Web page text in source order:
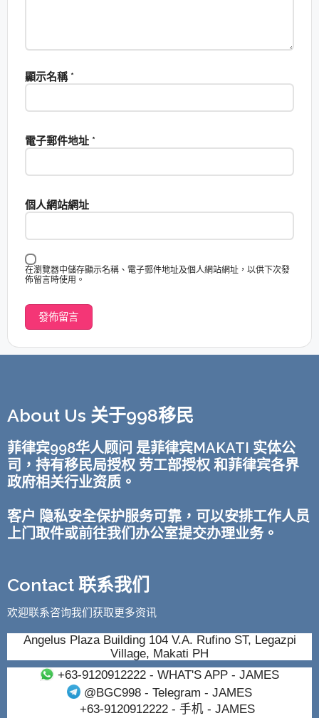
顯示名稱 *
電子郵件地址 *
個人網站網址
在瀏覽器中儲存顯示名稱、電子郵件地址及個人網站網址，以供下次發
佈留言時使用。
About Us 关于998移民
菲律宾998华人顾问 是菲律宾MAKATI 实体公
司，持有移民局授权 劳工部授权 和菲律宾各界
政府相关行业资质。
客户 隐私安全保护服务可靠，可以安排工作人员
上门取件或前往我们办公室提交办理业务。
Contact 联系我们
欢迎联系咨询我们获取更多资讯
Angelus Plaza Building 104 V.A. Rufino ST, Legazpi
Village, Makati PH
+63-9120912222- WHAT'S APP - JAMES
@BGC998 - Telegram - JAMES
+63-9120912222- 手机 - JAMES